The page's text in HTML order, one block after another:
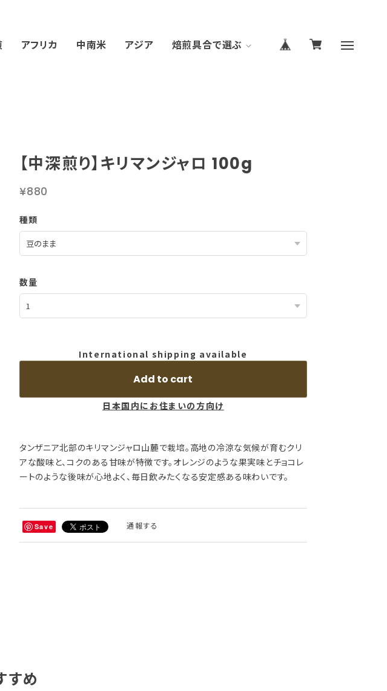
アフリカ 中南米 アジア 焙煎具合で選ぶ
【中深煎り】キリマンジャロ 100g
¥880
種類
数量
International shipping available
Add to cart
日本国内にお住まいの方向け
タンザニア北部のキリマンジャロ山麓で栽培。高地の冷涼な気候が育むクリ
アな酸味と、コクのある甘味が特徴です。オレンジのような果実味とチョコレ
ートのような後味が心地よく、毎日飲みたくなる安定感ある味わいです。
Save 通報する
すめ